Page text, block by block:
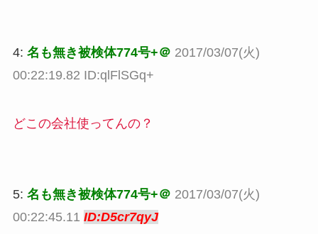
4: 名も無き被検体774号+＠ 2017/03/07(火)
00:22:19.82 ID:qlFlSGq+
どこの会社使ってんの？
5: 名も無き被検体774号+＠ 2017/03/07(火)
00:22:45.11 ID:D5cr7qyJ